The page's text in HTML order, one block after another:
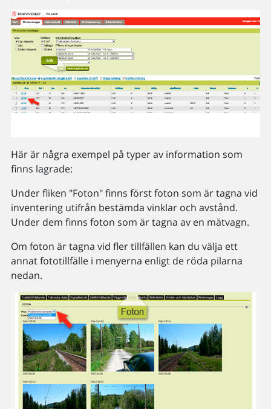
Här är några exempel på typer av information som
finns lagrade:
Under fliken "Foton" finns först foton som är tagna vid
inventering utifrån bestämda vinklar och avstånd.
Under dem finns foton som är tagna av en mätvagn.
Om foton är tagna vid fler tillfällen kan du välja ett
annat fototillfälle i menyerna enligt de röda pilarna
nedan.